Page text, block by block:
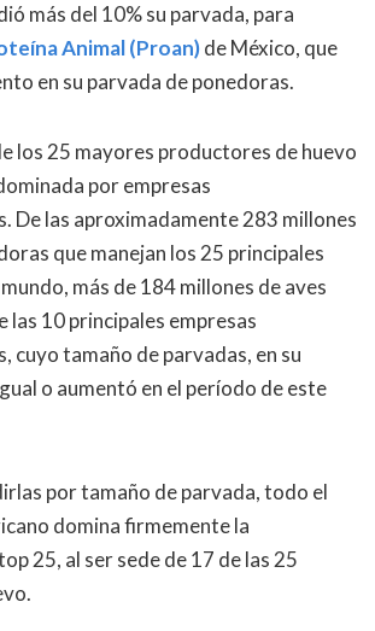
más del 10% su parvada, para
Animal (Proan)de México, que
en su parvada de ponedoras.
los 25 mayores productores de huevo
por empresas
De las aproximadamente 283 millones
que manejan los 25 principales
más de 184 millones de aves
las 10 principales empresas
cuyo tamaño de parvadas, en su
o aumentó en el período de este
por tamaño de parvada, todo el
domina firmemente la
25, al ser sede de 17 de las 25